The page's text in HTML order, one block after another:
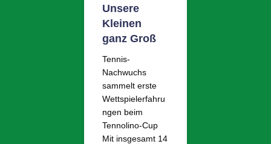
Unsere
Kleinen
ganz Groß
Tennis-
Nachwuchs
sammelt erste
Wettspielerfahru
ngen beim
Tennolino-Cup
Mit insgesamt 14